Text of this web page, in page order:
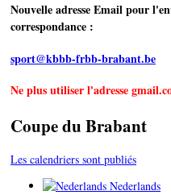
Nouvelle adresse Email pour
correspondance :
sport@kbbb-frbb-brabant.be
Ne plus utiliser l'adresse
Coupe du Brabant
Les calendriers sont publiés
Nederlands